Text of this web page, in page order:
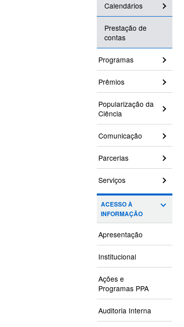
Calendários
Prestação de
contas
Programas
Prêmios
Popularização da
Ciência
Comunicação
Parcerias
Serviços
ACESSO À
INFORMAÇÃO
Apresentação
Institucional
Ações e
Programas PPA
Auditoria Interna